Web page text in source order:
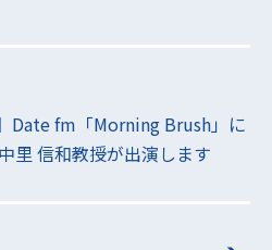
Date fm「Morning Brush」に
里 信和教授が出演します